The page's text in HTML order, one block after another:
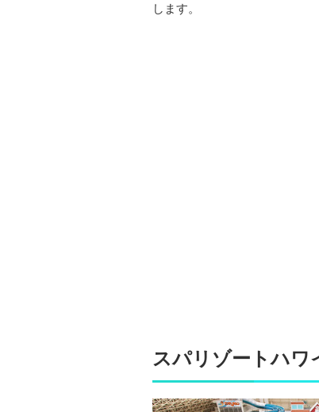
します。
スパリゾートハワ